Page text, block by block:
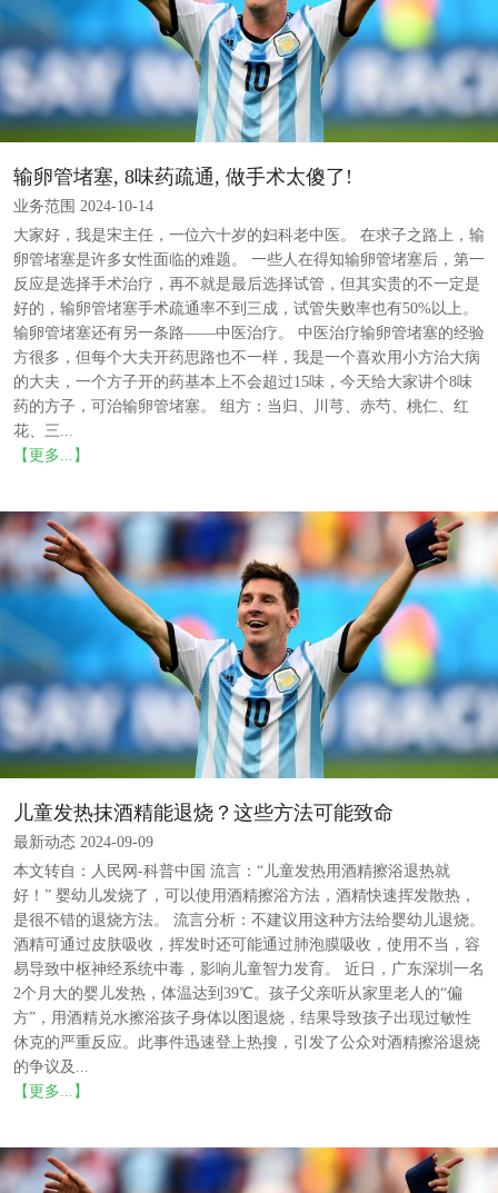
输卵管堵塞, 8味药疏通, 做手术太傻了!
业务范围 2024-10-14
大家好，我是宋主任，一位六十岁的妇科老中医。 在求子之路上，输
卵管堵塞是许多女性面临的难题。 一些人在得知输卵管堵塞后，第一
反应是选择手术治疗，再不就是最后选择试管，但其实贵的不一定是
好的，输卵管堵塞手术疏通率不到三成，试管失败率也有50%以上。
输卵管堵塞还有另一条路——中医治疗。 中医治疗输卵管堵塞的经验
方很多，但每个大夫开药思路也不一样，我是一个喜欢用小方治大病
的大夫，一个方子开的药基本上不会超过15味，今天给大家讲个8味
药的方子，可治输卵管堵塞。 组方：当归、川芎、赤芍、桃仁、红
花、三...
【更多...】
儿童发热抹酒精能退烧？这些方法可能致命
最新动态 2024-09-09
本文转自：人民网-科普中国 流言：“儿童发热用酒精擦浴退热就
好！” 婴幼儿发烧了，可以使用酒精擦浴方法，酒精快速挥发散热，
是很不错的退烧方法。 流言分析：不建议用这种方法给婴幼儿退烧。
酒精可通过皮肤吸收，挥发时还可能通过肺泡膜吸收，使用不当，容
易导致中枢神经系统中毒，影响儿童智力发育。 近日，广东深圳一名
2个月大的婴儿发热，体温达到39℃。孩子父亲听从家里老人的“偏
方”，用酒精兑水擦浴孩子身体以图退烧，结果导致孩子出现过敏性
休克的严重反应。此事件迅速登上热搜，引发了公众对酒精擦浴退烧
的争议及...
【更多...】